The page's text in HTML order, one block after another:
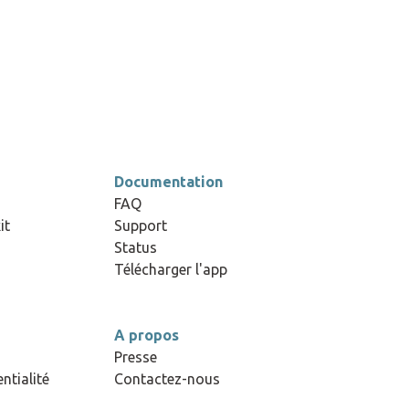
Documentation
FAQ
Support
Status
Télécharger l'app
A propos
Presse
Contactez-nous